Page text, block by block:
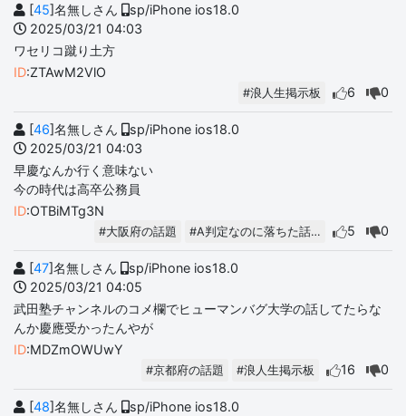
[45]名無しさん
sp/iPhone ios18.0
2025/03/21 04:03
ワセリコ蹴り土方
ID:ZTAwM2VlO
#浪人生掲示板 6 0
[46]名無しさん
sp/iPhone ios18.0
2025/03/21 04:03
早慶なんか行く意味ない
今の時代は高卒公務員
ID:OTBiMTg3N
#大阪府の話題 #A判定なのに落ちた話… 5 0
[47]名無しさん
sp/iPhone ios18.0
2025/03/21 04:05
武田塾チャンネルのコメ欄でヒューマンバグ大学の話してたらな
んか慶應受かったんやが
ID:MDZmOWUwY
#京都府の話題 #浪人生掲示板 16 0
[48]名無しさん
sp/iPhone ios18.0